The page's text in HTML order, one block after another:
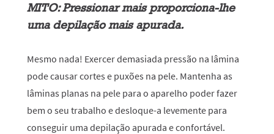
MITO: Pressionar mais proporciona-lhe
uma depilação mais apurada.
Mesmo nada! Exercer demasiada pressão na lâmina
pode causar cortes e puxões na pele. Mantenha as
lâminas planas na pele para o aparelho poder fazer
bem o seu trabalho e desloque-a levemente para
conseguir uma depilação apurada e confortável.